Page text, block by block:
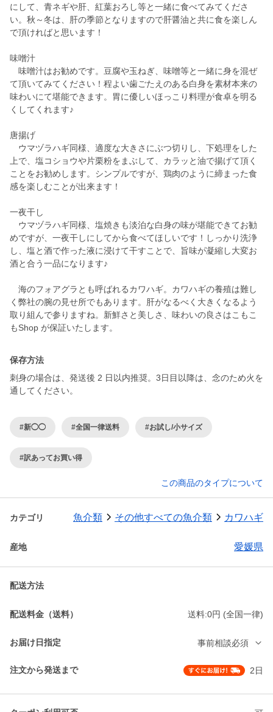
にして、青ネギや肝、紅葉おろし等と一緒に食べてみてくださ
い。秋～冬は、肝の季節となりますので肝醤油と共に食を楽しん
で頂ければと思います！
味噌汁
味噌汁はお勧めです。豆腐や玉ねぎ、味噌等と一緒に身を混ぜ
て頂いてみてください！程よい歯ごたえのある白身を素材本来の
味わいにて堪能できます。胃に優しいほっこり料理が食卓を明る
くしてくれます♪
唐揚げ
ウマヅラハギ同様、適度な大きさにぶつ切りし、下処理をした
上で、塩コショウや片栗粉をまぶして、カラッと油で揚げて頂く
ことをお勧めします。シンプルですが、鶏肉のように締まった食
感を楽しむことが出来ます！
一夜干し
ウマヅラハギ同様、塩焼きも淡泊な白身の味が堪能できてお勧
めですが、一夜干しにしてから食べてほしいです！しっかり洗浄
し、塩と酒で作った液に浸けて干すことで、旨味が凝縮し大変お
酒と合う一品になります♪
海のフォアグラとも呼ばれるカワハギ。カワハギの養殖は難し
く弊社の腕の見せ所でもあります。肝がなるべく大きくなるよう
取り組んで参りますね。新鮮さと美しさ、味わいの良さはこもこ
もShop が保証いたします。
保存方法
刺身の場合は、発送後 2 日以内推奨。3日目以降は、念のため火を
通してください。
#新◯◯ #全国一律送料 #お試し/小サイズ
#訳あってお買い得
この商品のタイプについて
カテゴリ 魚介類 その他すべての魚介類 カワハギ
産地 愛媛県
配送方法
配送料金（送料） 送料:0円 (全国一律)
お届け日指定 事前相談必須
注文から発送まで 2日